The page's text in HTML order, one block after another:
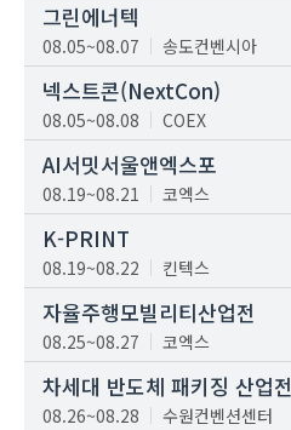
그린에너텍
08.05~08.07 송도컨벤시아
넥스트콘(NextCon)
08.05~08.08 COEX
AI서밋서울앤엑스포
08.19~08.21 코엑스
K-PRINT
08.19~08.22 킨텍스
자율주행모빌리티산업전
08.25~08.27 코엑스
차세대 반도체 패키징 산업전
08.26~08.28 수원컨벤션센터